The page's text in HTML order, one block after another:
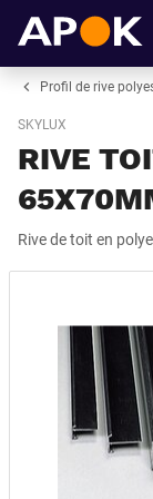
Profil de rive
SKYLUX
RIVE
Rive de toit en